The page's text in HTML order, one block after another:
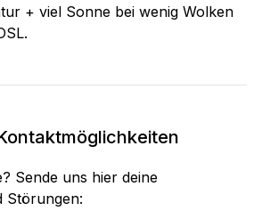
+ viel Sonne bei wenig Wolken
Sende uns hier deine
Störungen: